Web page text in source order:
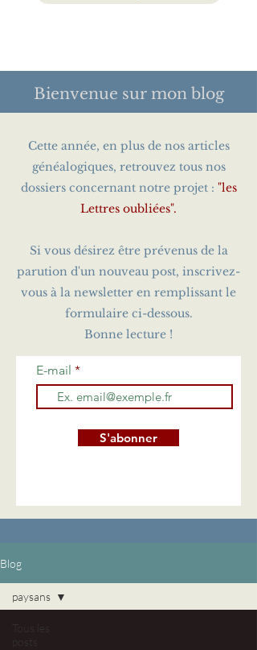
Bienvenue sur mon blog
Cette année, en plus de nos articles
généalogiques, retrouvez tous nos
dossiers concernant notre projet : "les
Lettres oubliées".
Si vous désirez être prévenus de la
parution d'un nouveau post, inscrivez-
vous à la newsletter en remplissant le
formulaire ci-dessous.
Bonne lecture !
E-mail
S'abonner
Blog
Tous les
posts
paysans